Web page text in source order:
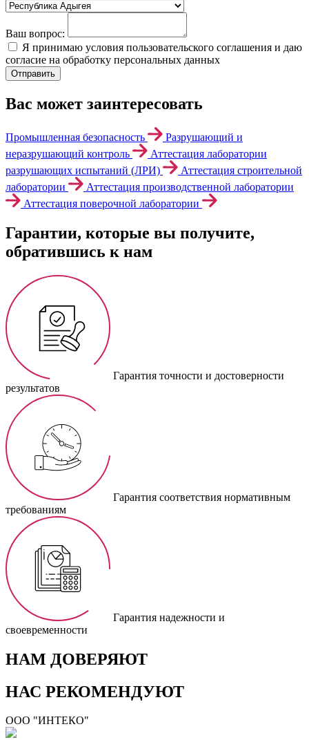
Ваш вопрос:
Я принимаю условия пользовательского соглашения и даю
согласие на обработку персональных данных
Вас может заинтересовать
Промышленная безопасность
Разрушающий и
неразрушающий контроль
Аттестация лаборатории
разрушающих испытаний (ЛРИ)
Аттестация строительной
лаборатории
Аттестация производственной лаборатории
Аттестация поверочной лаборатории
Гарантии, которые вы получите,
обратившись к нам
Гарантия точности и достоверности
результатов
Гарантия соответствия нормативным
требованиям
Гарантия надежности и
своевременности
НАМ ДОВЕРЯЮТ
НАС РЕКОМЕНДУЮТ
ООО "ИНТЕКО"